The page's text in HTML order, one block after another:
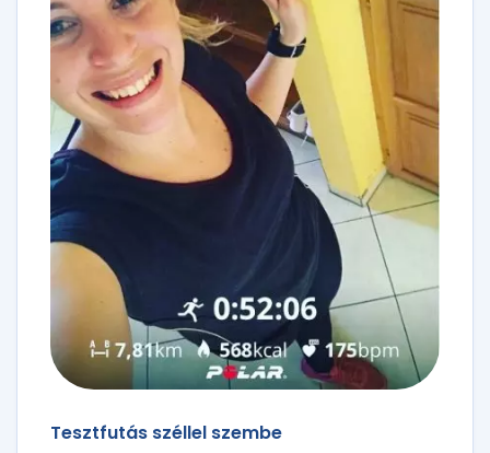
Tesztfutás széllel szembe